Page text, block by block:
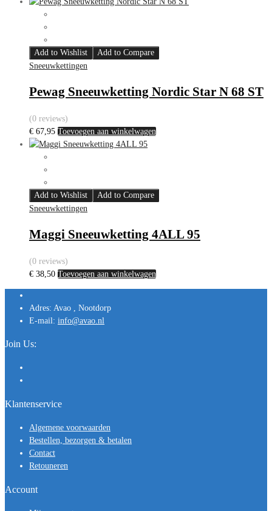
Add to Wishlist
Add to Compare
Sneeuwkettingen
Pewag Sneeuwketting Nordic Star N 68 ST
(0 reviews)
€ 67,95 Toevoegen aan winkelwagen
Add to Wishlist
Add to Compare
Sneeuwkettingen
Maggi Sneeuwketting 4ALL 95
(0 reviews)
€ 38,50 Toevoegen aan winkelwagen
Adres: Avao , Nootdorp
E-mail: info@avao.nl
Join Us:
Klantenservice
Algemene voorwaarden
Bestellen, bezorgen & betalen
Contact
Retouneren
Account